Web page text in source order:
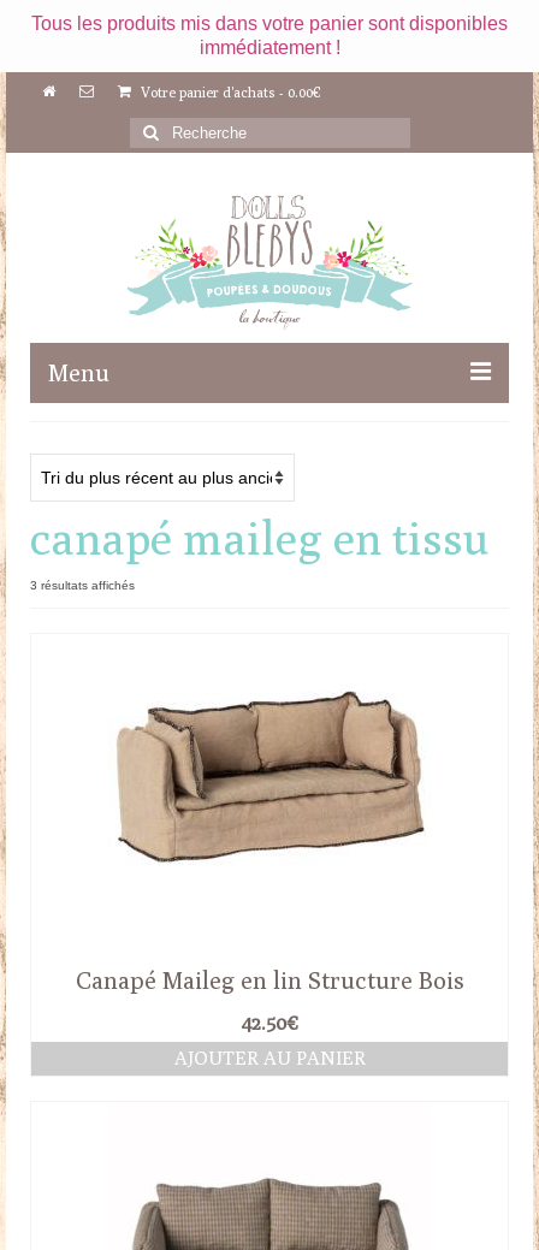
Tous les produits mis dans votre panier sont disponibles
immédiatement !
Votre panier d'achats - 0.00€
Rechercher
:
Menu
Maileg
Poupées
Doudous
Contact
Panier
canapé maileg en tissu
3 résultats affichésTrié
plus
ancien
Canapé Maileg en lin Structure Bois
42.50€
AJOUTER AU PANIER